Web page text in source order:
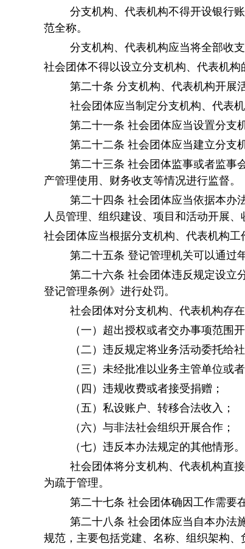
分支机构、代表机构不得开设银行
范全称。
分支机构、代表机构应当将全部收
社会团体不得以设立分支机构、代表机
第二十条 分支机构、代表机构开展
社会团体应当制定分支机构、代表
第二十一条 社会团体应当设置分支
第二十二条 社会团体应当建立分支
第二十三条 社会团体监事或者监事
产管理使用、财务收支等情况进行监督。
第二十四条 社会团体应当依据本办
人员管理、组织建设、项目和活动开展、
社会团体应当根据分支机构、代表机构工
第二十五条 登记管理机关可以通过
第二十六条 社会团体违反规定设立
登记管理条例》进行处罚。
社会团体对分支机构、代表机构存
（一）超出授权或者交办事项范围
（二）违反规定将业务活动委托给
（三）未经批准以业务主管单位或
（四）违规收费或者接受捐赠；
（五）私设账户、转移合法收入；
（六）与非法社会组织开展合作；
（七）违反本办法规定的其他情形。
社会团体将分支机构、代表机构直
为疏于管理。
第二十七条 社会团体确因工作需要
第二十八条 社会团体应当自本办法
规范，主要包括党建、名称、组织架构、